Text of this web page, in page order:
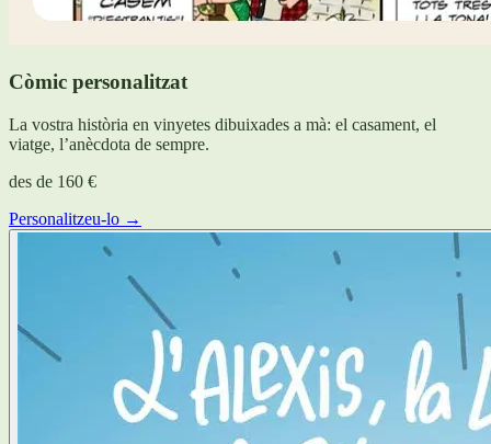
Còmic personalitzat
La vostra història en vinyetes dibuixades a mà: el casament, el
viatge, l’anècdota de sempre.
des de 160 €
Personalitzeu-lo →